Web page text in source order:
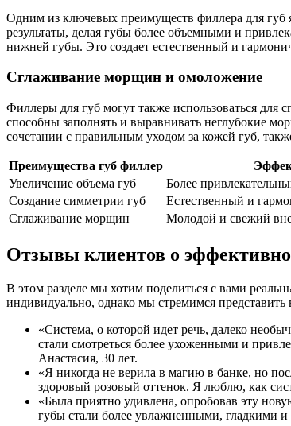
Одним из ключевых преимуществ филлера для губ
результаты, делая губы более объемными и
нижней губы. Это создает естественный и
Сглаживание морщин и омоложение
Филлеры для губ могут также использоваться
способны заполнять и выравнивать неглубокие
сочетании с правильным уходом за кожей губ,
Преимущества губ филлер
Увеличение объема губ
Более
Создание симметрии губ
Естественный и
Сглаживание морщин
Молодой и свежий
Отзывы клиентов о
В этом разделе мы хотим поделиться с вами
индивидуально, однако мы стремимся
«Система, о которой идет речь, далеко
стали смотреться более ухоженными и
Анастасия, 30 лет.
«Я никогда не верила в магию в банке, но
здоровый розовый оттенок. Я люблю, как
«Была приятно удивлена, опробовав эту
губы стали более увлажненными, гладкими и